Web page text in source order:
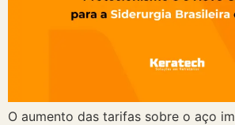
O aumento das tarifas sobre o aço